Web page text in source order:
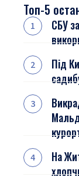
Топ-5
СБУ
Під
На